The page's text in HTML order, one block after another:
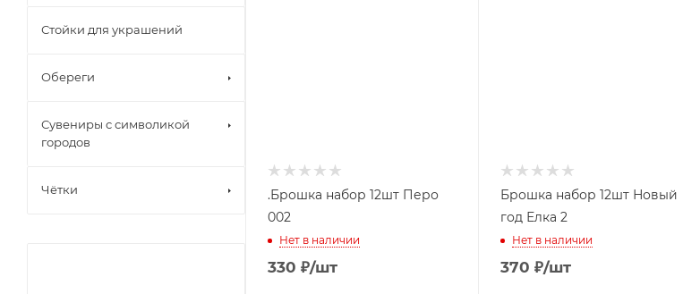
.Брошка набор 12шт Перо
002
Нет в наличии
330 ₽/шт
Брошка набор 12шт Новый
год Елка 2
Нет в наличии
370 ₽/шт
Стойки для украшений
Обереги
Сувениры с символикой
городов
Чётки